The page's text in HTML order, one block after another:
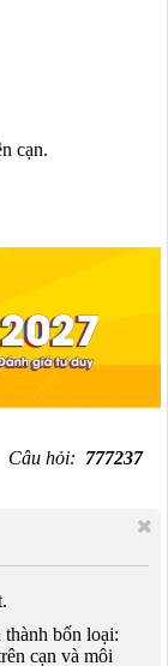
cạn.
Câu hỏi: 777237
bốn loại:
cạn và môi